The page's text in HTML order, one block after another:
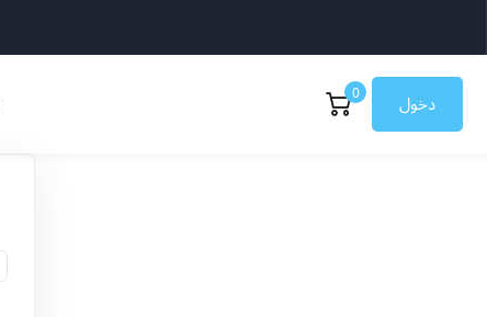
0 دخول